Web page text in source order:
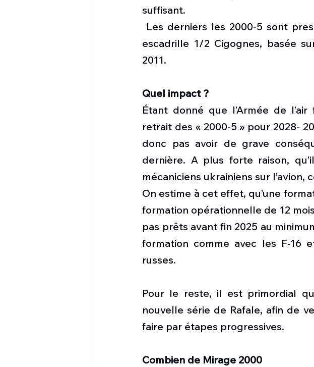
suffisant.
Les derniers les 2000-5 sont
escadrille 1/2 Cigognes, basée
2011.
Quel impact ?
Étant donné que l’Armée de
retrait des « 2000-5 » pour 2028-
donc pas avoir de grave
dernière. A plus forte raison,
mécaniciens ukrainiens sur
On estime à cet effet, qu’une
formation opérationnelle de 12
pas prêts avant fin 2025 au
formation comme avec les F-16
russes.
Pour le reste, il est primordial
nouvelle série de Rafale, afin de
faire par étapes progressives.
Combien de Mirage 2000